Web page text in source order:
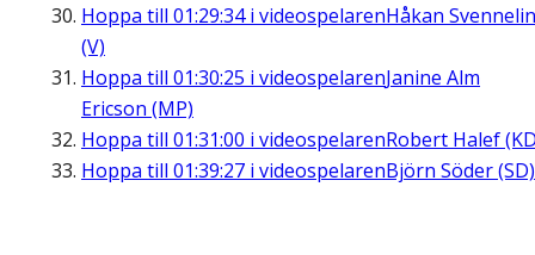
Hoppa till 01:29:34i videospelarenHåkan
(V)
Hoppa till 01:30:25 i videospelarenJanine Alm
Ericson (MP)
Hoppa till 01:31:00 i videospelarenRobert Halef
Hoppa till 01:39:27 i videospelarenBjörn Söder (SD)